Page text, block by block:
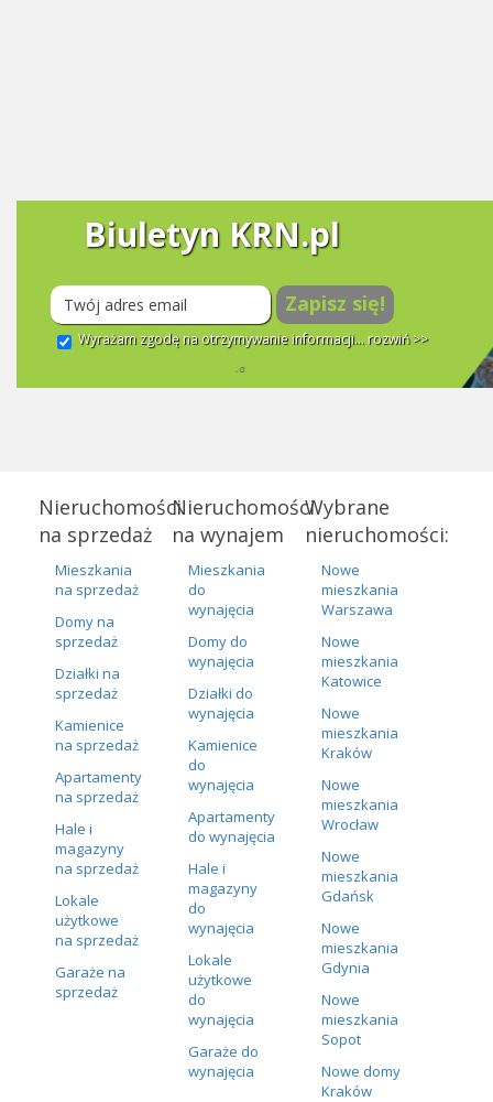
Biuletyn KRN.pl
Zapisz się!
Wyrażam zgodę na otrzymywanie informacji... rozwiń >>
Nieruchomości
na sprzedaż
Mieszkania
na sprzedaż
Domy na
sprzedaż
Działki na
sprzedaż
Kamienice
na sprzedaż
Apartamenty
na sprzedaż
Hale i
magazyny
na sprzedaż
Lokale
użytkowe
na sprzedaż
Garaże na
sprzedaż
Nieruchomości
na wynajem
Mieszkania
do
wynajęcia
Domy do
wynajęcia
Działki do
wynajęcia
Kamienice
do
wynajęcia
Apartamenty
do wynajęcia
Hale i
magazyny
do
wynajęcia
Lokale
użytkowe
do
wynajęcia
Garaże do
wynajęcia
Wybrane
nieruchomości:
Nowe
mieszkania
Warszawa
Nowe
mieszkania
Katowice
Nowe
mieszkania
Kraków
Nowe
mieszkania
Wrocław
Nowe
mieszkania
Gdańsk
Nowe
mieszkania
Gdynia
Nowe
mieszkania
Sopot
Nowe domy
Kraków